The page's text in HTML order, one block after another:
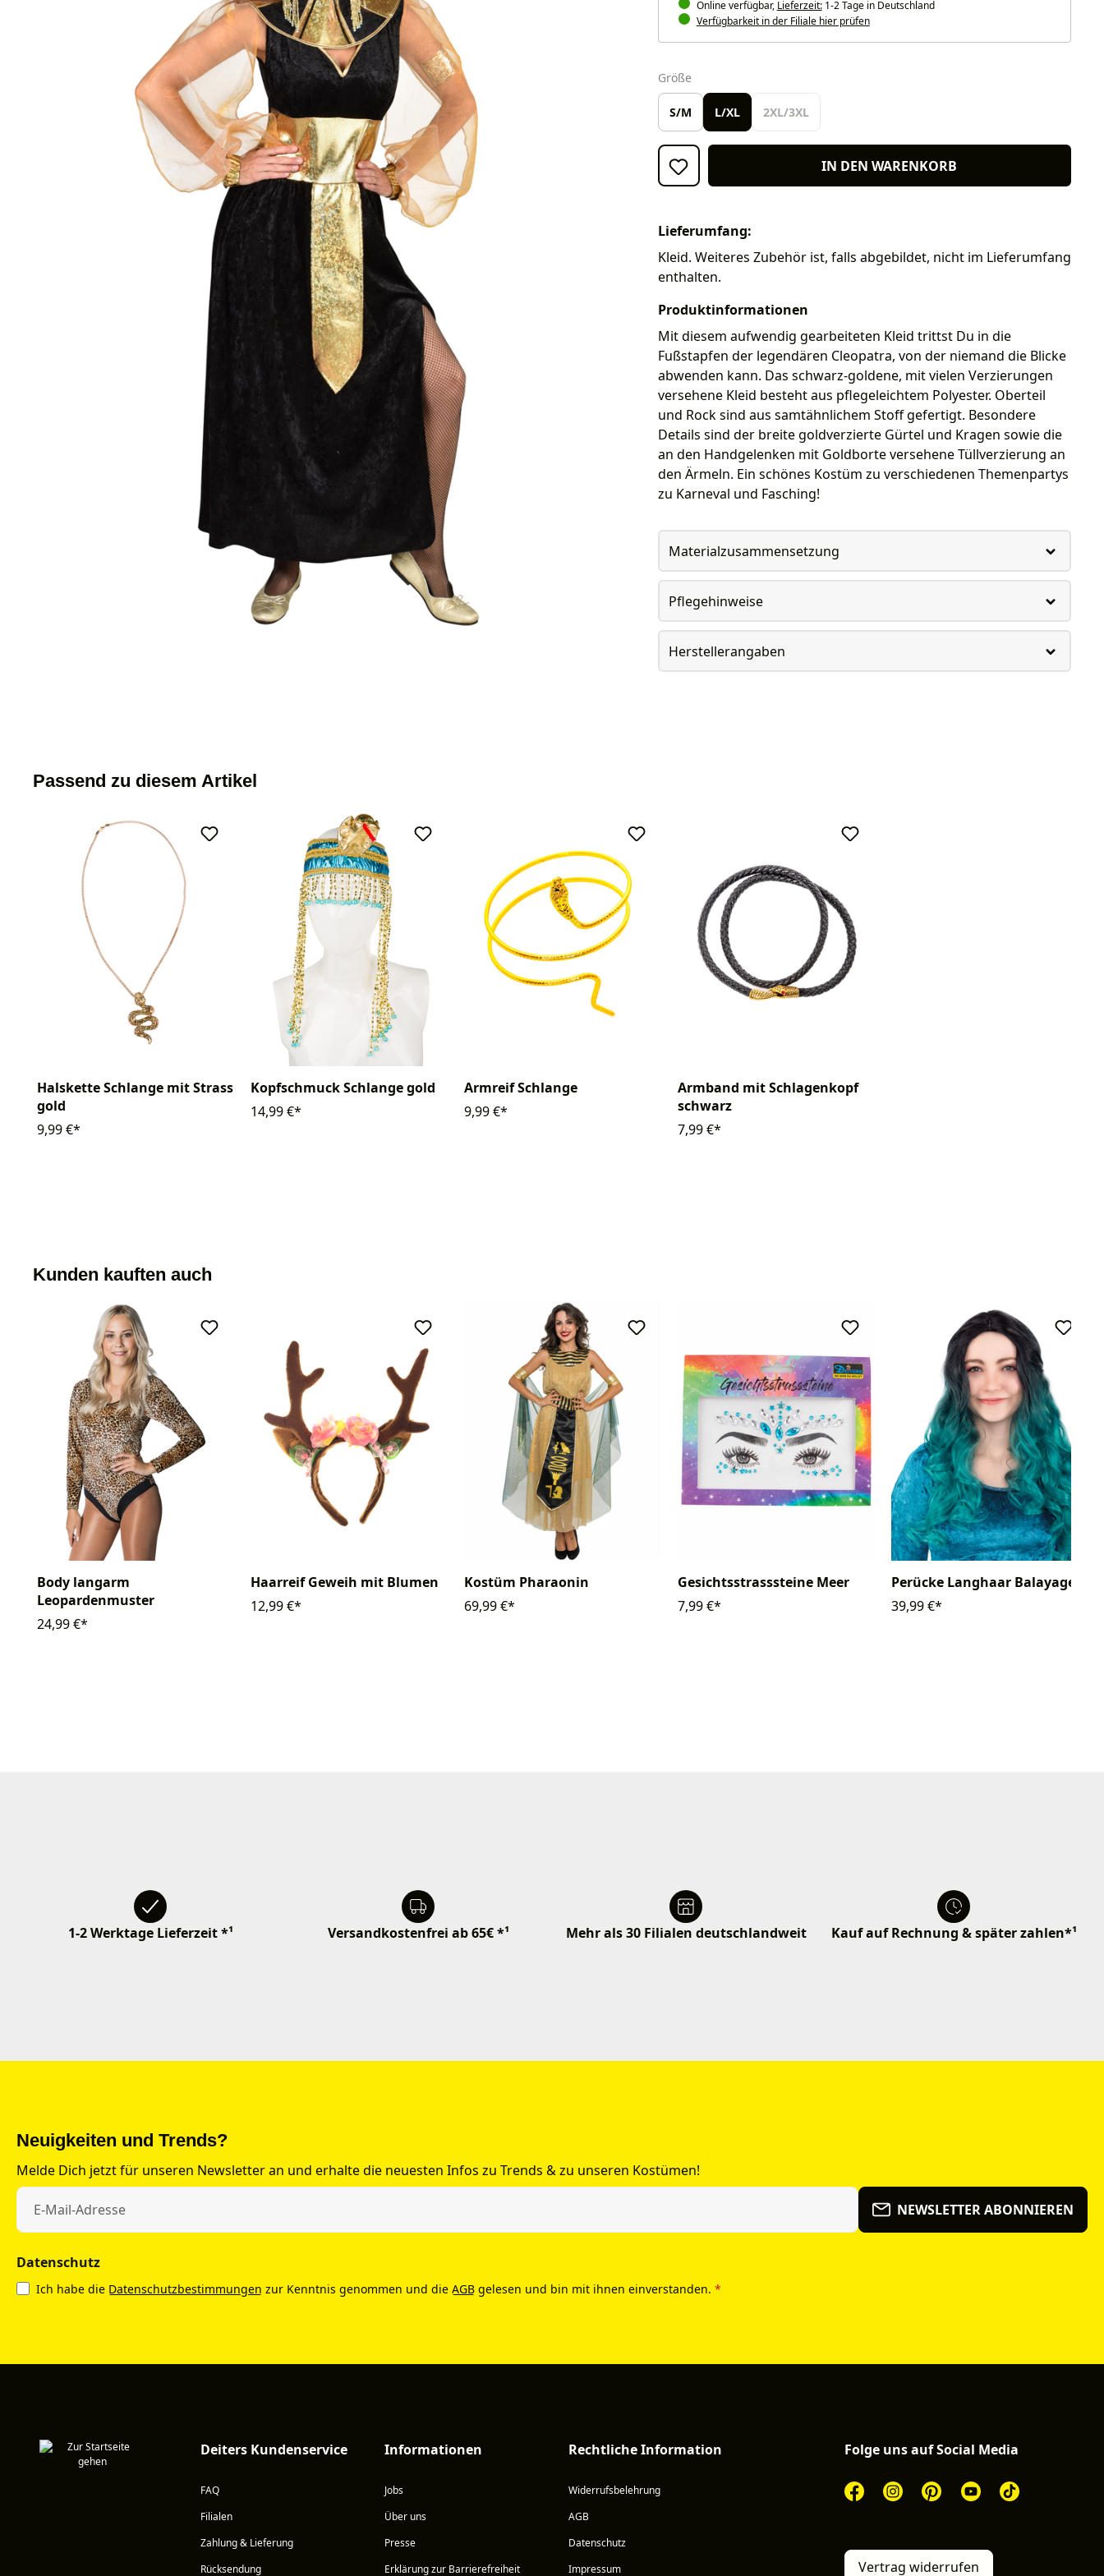
Online verfügbar, Lieferzeit:1-2 Tage in Deutschland
Verfügbarkeit in der Filiale hier prüfen
Größeauswählen
S/M L/XL 2XL/3XL
IN DEN WARENKORB
Lieferumfang:
Kleid. Weiteres Zubehör ist, falls abgebildet, nicht im Lieferumfang
enthalten.
Produktinformationen
Mit diesem aufwendig gearbeiteten Kleid trittst Du in die
Fußstapfen der legendären Cleopatra, von der niemand die Blicke
abwenden kann. Das schwarz-goldene, mit vielen Verzierungen
versehene Kleid besteht aus pflegeleichtem Polyester. Oberteil
und Rock sind aus samtähnlichem Stoff gefertigt. Besondere
Details sind der breite goldverzierte Gürtel und Kragen sowie die
an den Handgelenken mit Goldborte versehene Tüllverzierung an
den Ärmeln. Ein schönes Kostüm zu verschiedenen Themenpartys
zu Karneval und Fasching!
Materialzusammensetzung
Pflegehinweise
Herstellerangaben
Passend zu diesem Artikel
Halskette Schlange mit Strass
gold
9,99 €*
Kopfschmuck Schlange gold
14,99 €*
Armreif Schlange
9,99 €*
Armband mit Schlagenkopf
schwarz
7,99 €*
Kunden kauften auch
Body langarm
Leopardenmuster
24,99 €*
Haarreif Geweih mit Blumen
12,99 €*
Kostüm Pharaonin
69,99 €*
Gesichtsstrasssteine Meer
7,99 €*
Perücke Langhaar Balayage
39,99 €*
1-2 Werktage Lieferzeit *¹ Versandkostenfrei ab 65€ *¹ Mehr als 30 Filialen deutschlandweit Kauf auf Rechnung & später zahlen*¹
Neuigkeiten und Trends?
Melde Dich jetzt für unseren Newsletter an und erhalte die neuesten Infos zu Trends & zu unseren Kostümen!
NEWSLETTER ABONNIEREN
Datenschutz
Ich habe die Datenschutzbestimmungen zur Kenntnis genommen und die AGB gelesen und bin mit ihnen einverstanden. *
Deiters Kundenservice
FAQ
Filialen
Zahlung & Lieferung
Rücksendung
Informationen
Jobs
Über uns
Presse
Erklärung zur Barrierefreiheit
Rechtliche Information
Widerrufsbelehrung
AGB
Datenschutz
Impressum
Folge uns auf Social Media
Vertrag widerrufen